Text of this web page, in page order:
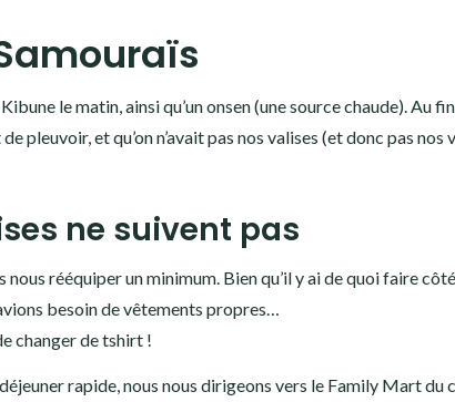
le matin, ainsi qu’un onsen (une source chaude). Au
pleuvoir, et qu’on n’avait pas nos valises (et donc pas nos
ne suivent pas
rééquiper un minimum. Bien qu’il y ai de quoi faire côté
besoin de vêtements propres…
changer de tshirt !
rapide, nous nous dirigeons vers le Family Mart du